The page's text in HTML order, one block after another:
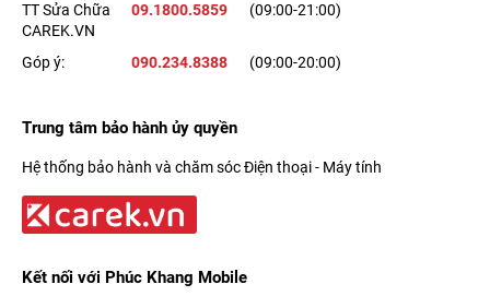
TT Sửa Chữa
CAREK.VN
09.1800.5859 (09:00-21:00)
Góp ý: 090.234.8388 (09:00-20:00)
Trung tâm bảo hành ủy quyền
Hệ thống bảo hành và chăm sóc Điện thoại - Máy tính
Kết nối với Phúc Khang Mobile